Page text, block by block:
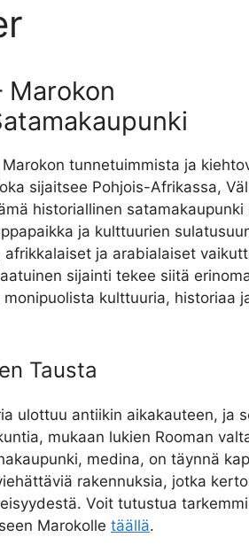
Marokon
tunnetuimmista ja
sijaitsee Pohjois-Afrikassa,
historiallinen
ja kulttuurien
afrikkalaiset ja arabialaiset
sijainti tekee siitä
monipuolista kulttuuria, historiaa
Tausta
ulottuu antiikin aikakauteen, ja
mukaan lukien Rooman
medina, on täynnä
rakennuksia, jotka
Voit tutustua
Marokolle täällä.